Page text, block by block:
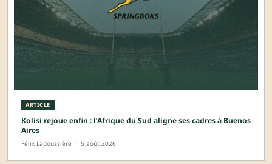
ARTICLE
Kolisi rejoue enfin : l’Afrique du Sud aligne ses cadres à Buenos
Aires
Félix Lapoussière · 5 août 2026